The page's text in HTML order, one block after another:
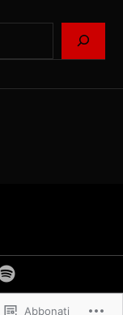
Abbonati